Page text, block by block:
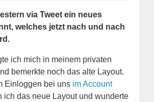
via Tweet ein neues
welches jetzt nach und nach
ich mich in meinem privaten
bemerkte noch das alte Layout.
Einloggen bei uns im Account
ich das neue Layout und wunderte